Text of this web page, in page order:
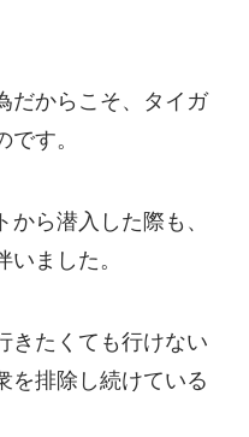
だからこそ、タイガ
す。
ら潜入した際も、
ました。
きたくても行けない
を排除し続けている